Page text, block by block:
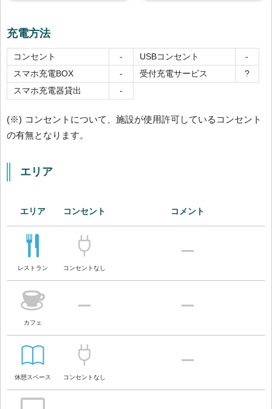
充電方法
コンセント - USBコンセント
-
スマホ充電BOX
- 受付充電サービス
?
スマホ充電器貸出
-
(※) コンセントについて、施設が使用許可しているコンセント
の有無となります。
エリア
エリア コンセント コメント
レストラン コンセントなし
カフェ
休憩スペース コンセントなし